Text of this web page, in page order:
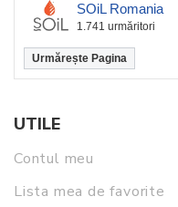
SOiL Romania
1.741 urmăritori
Urmărește Pagina
UTILE
Contul meu
Lista mea de favorite